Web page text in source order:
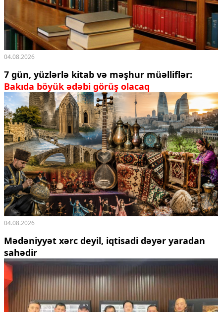
04.08.2026
7 gün, yüzlərlə kitab və məşhur müəlliflər:
Bakıda böyük ədəbi görüş olacaq
04.08.2026
Mədəniyyət xərc deyil, iqtisadi dəyər yaradan
sahədir